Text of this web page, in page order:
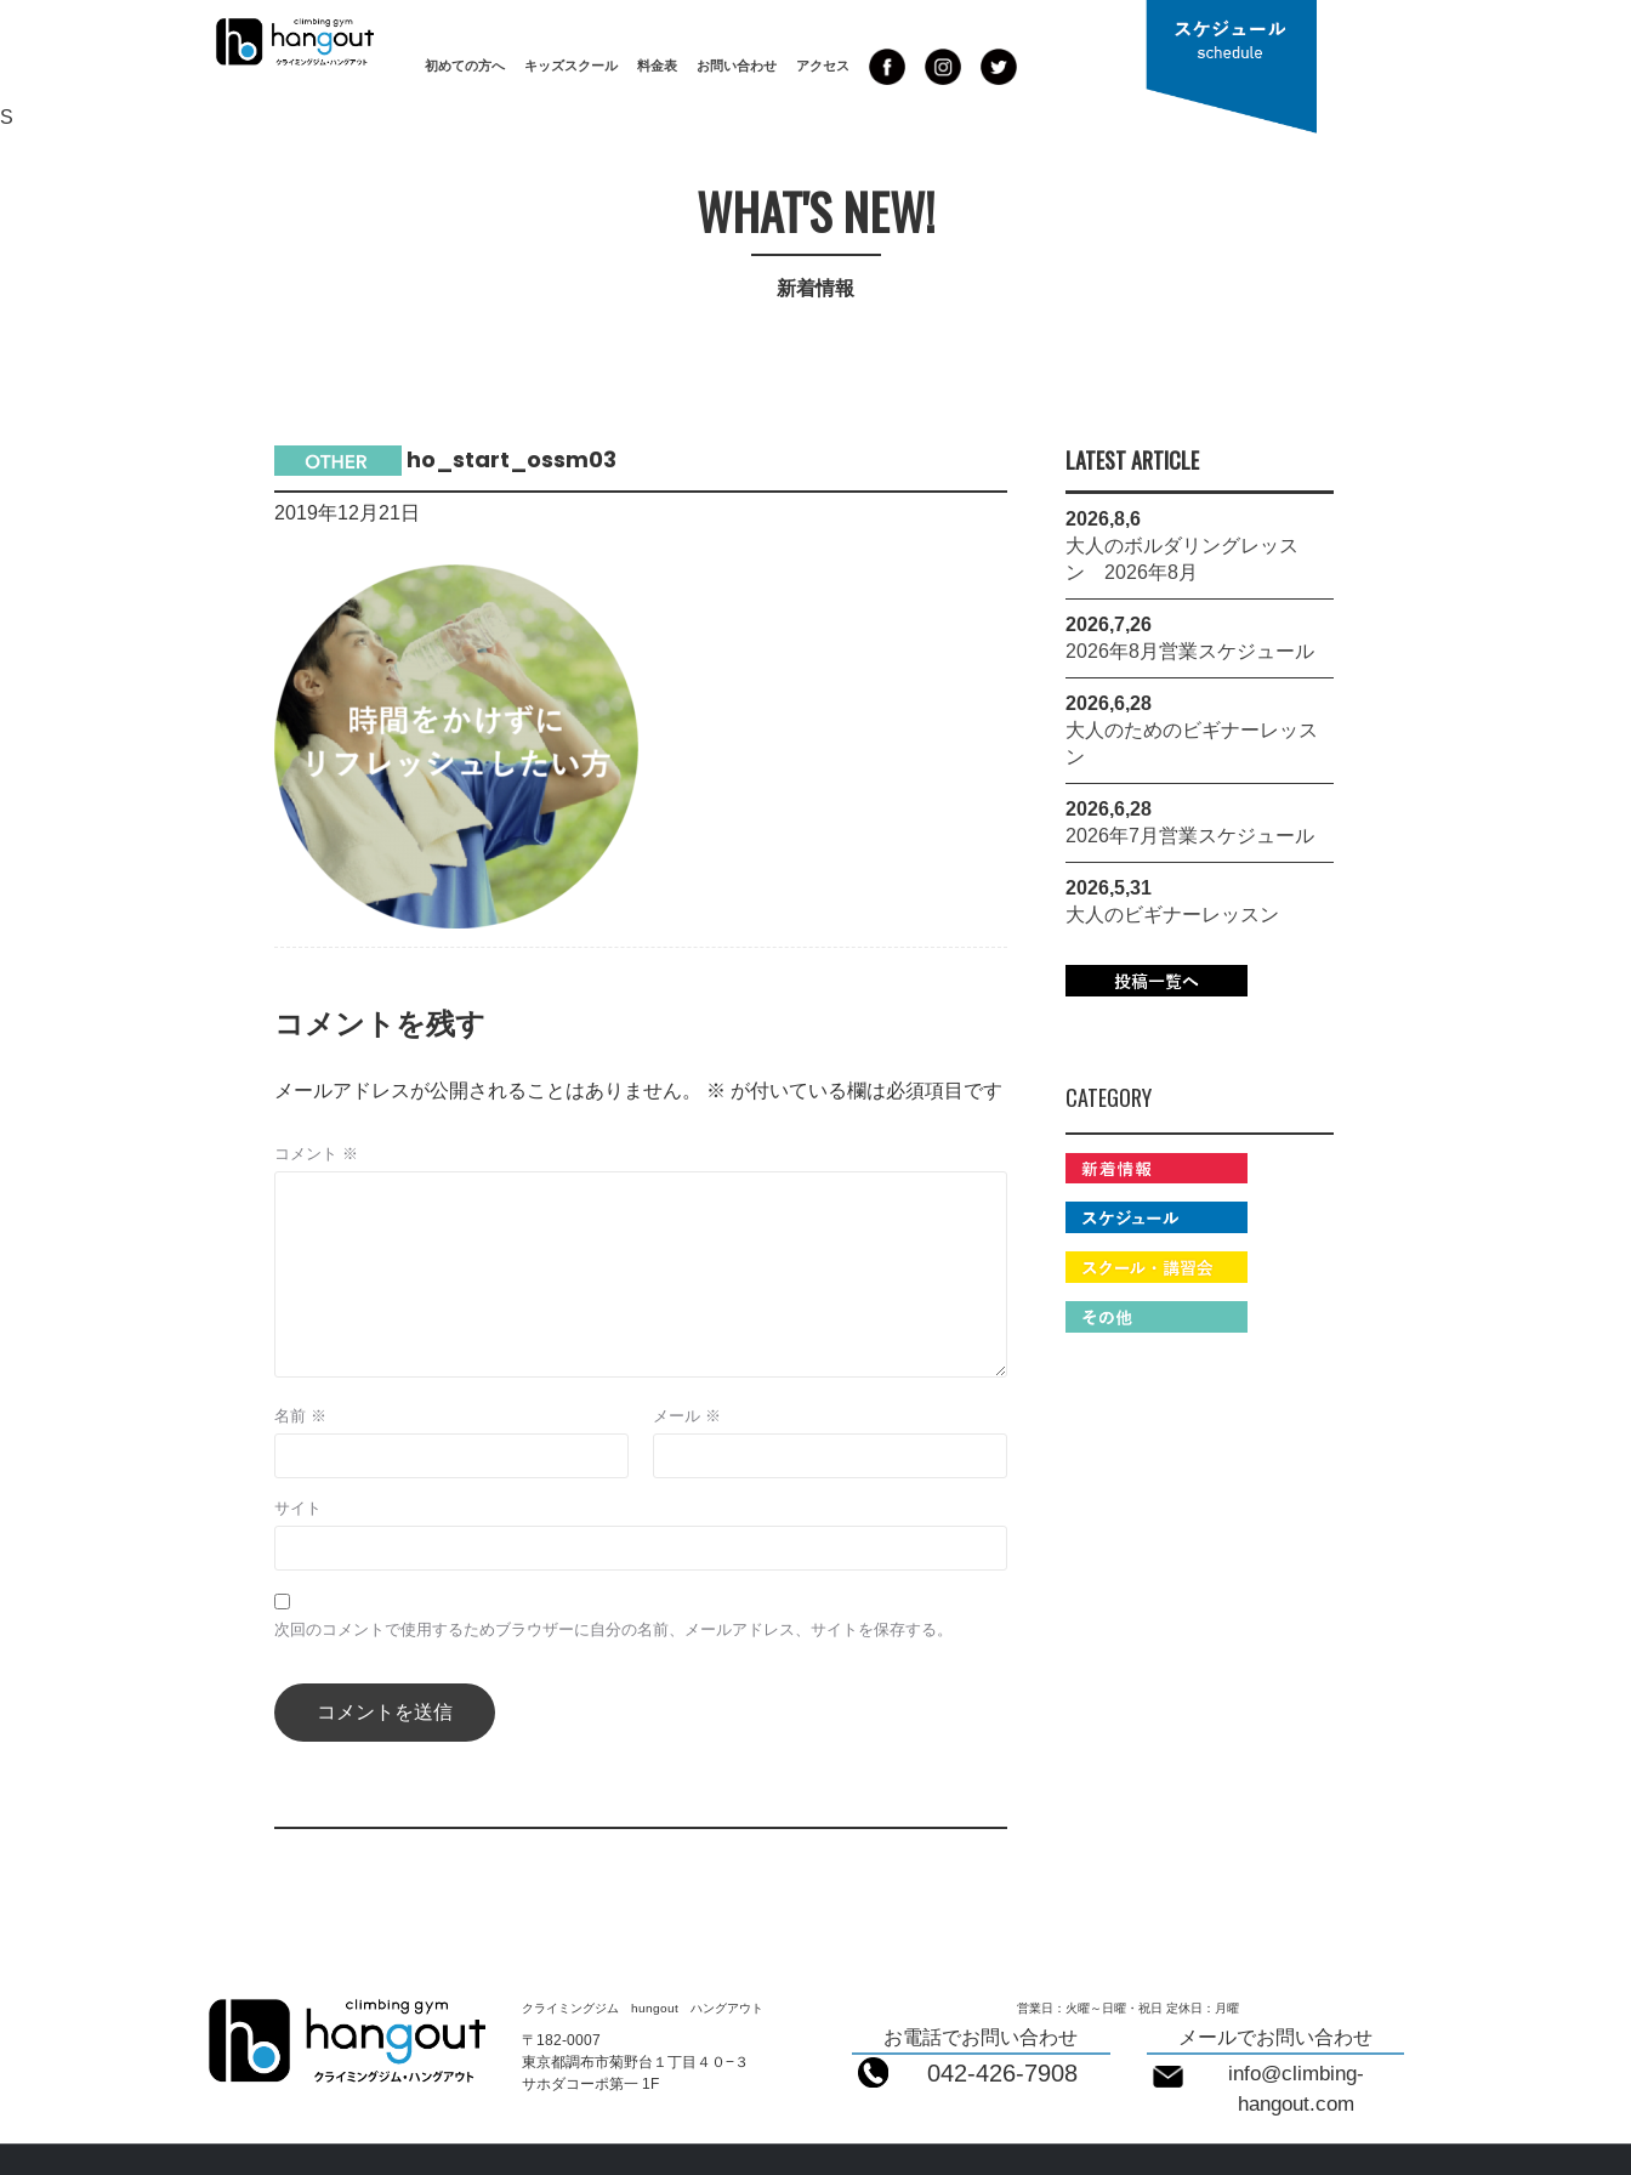
初めての方へ キッズスクール 料金表 お問い合わせ アクセス
S
WHAT'S NEW!
新着情報
ho_start_ossm03
2019年12月21日
コメントを残す
メールアドレスが公開されることはありません。 ※ が付いている欄は必須項目です
コメント ※
名前 ※ メール ※
サイト
次回のコメントで使用するためブラウザーに自分の名前、メールアドレス、サイトを保存する。
LATEST ARTICLE
2026,8,6
大人のボルダリングレッス
ン 2026年8月
2026,7,26
2026年8月営業スケジュール
2026,6,28
大人のためのビギナーレッス
ン
2026,6,28
2026年7月営業スケジュール
2026,5,31
大人のビギナーレッスン
CATEGORY
クライミングジム hungout ハングアウト
〒182-0007
東京都調布市菊野台１丁目４０−３
サホダコーポ第一 1F
営業日：火曜～日曜・祝日 定休日：月曜
お電話でお問い合わせ
042-426-7908
メールでお問い合わせ
info@climbing-
hangout.com